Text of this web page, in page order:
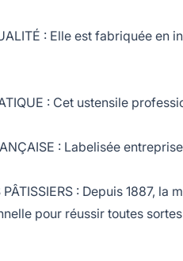
: Elle est fabriquée
: Cet ustensile
: Labelisée
PÂTISSIERS : Depuis 1887,
pour réussir toutes